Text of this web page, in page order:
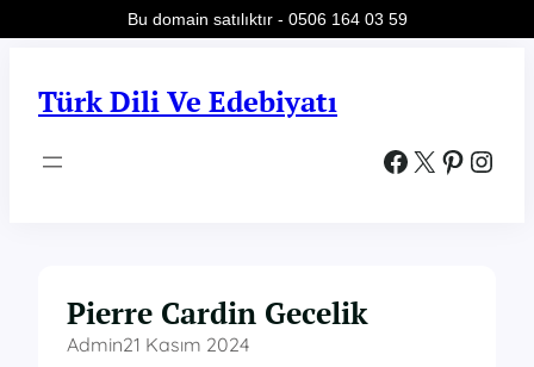
Türk Dili Ve Edebiyatı
Facebook X Pinterest Instagram
Pierre Cardin Gecelik
Admin21 Kasım 2024
Bu domain satılıktır - 0506 164 03 59